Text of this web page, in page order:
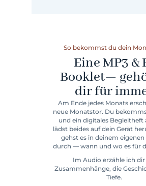
So bekommst du dein
Eine MP3 &
Booklet—
dir für
Am Ende jedes Monats
neue Monatstor. Du
und ein digitales Begleitheft
lädst beides auf dein Gerät
gehst es in deinem eigenen
durch — wann und wo es für
Im Audio erzähle ich dir
Zusammenhänge, die
Tiefe.